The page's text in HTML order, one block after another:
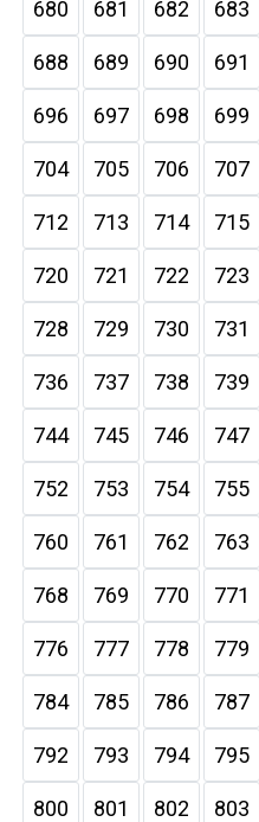
680 681 682 683
688 689 690 691
696 697 698 699
704 705 706 707
712 713 714 715
720 721 722 723
728 729 730 731
736 737 738 739
744 745 746 747
752 753 754 755
760 761 762 763
768 769 770 771
776 777 778 779
784 785 786 787
792 793 794 795
800 801 802 803